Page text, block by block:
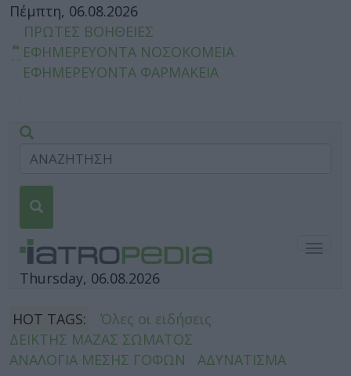
Πέμπτη, 06.08.2026
ΠΡΩΤΕΣ ΒΟΗΘΕΙΕΣ
ΕΦΗΜΕΡΕΥΟΝΤΑ ΝΟΣΟΚΟΜΕΙΑ
ΕΦΗΜΕΡΕΥΟΝΤΑ ΦΑΡΜΑΚΕΙΑ
Thursday, 06.08.2026
HOT TAGS:
Όλες οι ειδήσεις
ΔΕΙΚΤΗΣ ΜΑΖΑΣ ΣΩΜΑΤΟΣ
ΑΝΑΛΟΓΙΑ ΜΕΣΗΣ ΓΟΦΩΝ
ΑΔΥΝΑΤΙΣΜΑ